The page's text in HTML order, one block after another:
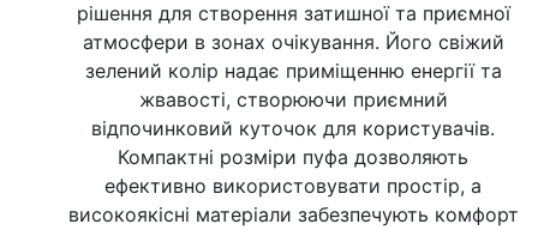
рішення для створення затишної та приємної
атмосфери в зонах очікування. Його свіжий
зелений колір надає приміщенню енергії та
жвавості, створюючи приємний
відпочинковий куточок для користувачів.
Компактні розміри пуфа дозволяють
ефективно використовувати простір, а
високоякісні матеріали забезпечують комфорт